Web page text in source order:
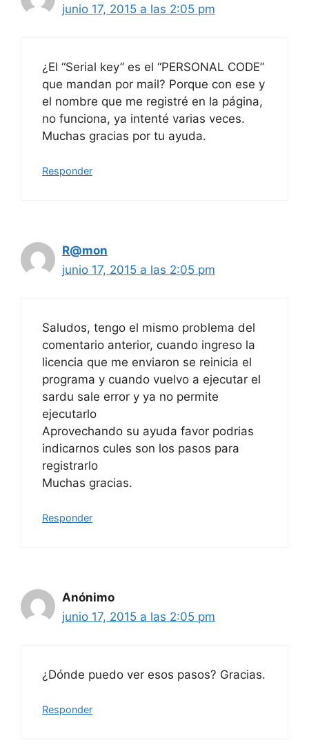
junio 17, 2015 a las 2:05 pm
¿El “Serial key” es el “PERSONAL CODE”
que mandan por mail? Porque con ese y
el nombre que me registré en la página,
no funciona, ya intenté varias veces.
Muchas gracias por tu ayuda.
Responder
R@mon
junio 17, 2015 a las 2:05 pm
Saludos, tengo el mismo problema del
comentario anterior, cuando ingreso la
licencia que me enviaron se reinicia el
programa y cuando vuelvo a ejecutar el
sardu sale error y ya no permite
ejecutarlo
Aprovechando su ayuda favor podrias
indicarnos cules son los pasos para
registrarlo
Muchas gracias.
Responder
Anónimo
junio 17, 2015 a las 2:05 pm
¿Dónde puedo ver esos pasos? Gracias.
Responder